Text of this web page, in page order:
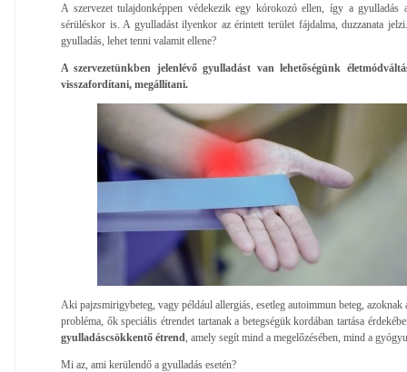
A szervezet tulajdonképpen védekezik egy kórokozó ellen, így a gyulladás
sérüléskor is. A gyulladást ilyenkor az érintett terület fájdalma, duzzanata
gyulladás, lehet tenni valamit ellene?
A szervezetünkben jelenlévő gyulladást van lehetőségünk
visszafordítani, megállítani.
Aki pajzsmirigybeteg, vagy például allergiás, esetleg autoimmun beteg,
probléma, ők speciális étrendet tartanak a betegségük kordában tartása
gyulladáscsökkentő étrend , amely segít mind a megelőzésében, mind a
Mi az, ami kerülendő a gyulladás esetén?